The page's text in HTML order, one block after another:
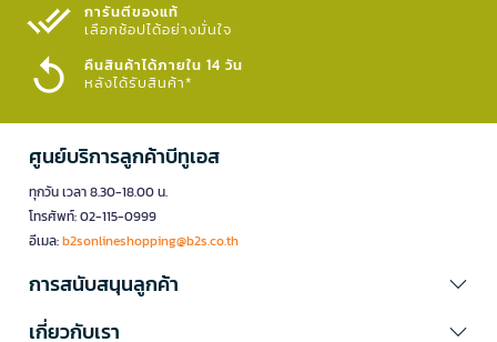
การันตีของแท้
เลือกช้อปได้อย่างมั่นใจ​
คืนสินค้าได้ภายใน 14 วัน
หลังได้รับสินค้า*
ศูนย์บริการลูกค้าบีทูเอส
ทุกวัน เวลา 8.30-18.00 น.
โทรศัพท์: 02-115-0999
อีเมล:b2sonlineshopping@b2s.co.th
การสนับสนุนลูกค้า
เกี่ยวกับเรา